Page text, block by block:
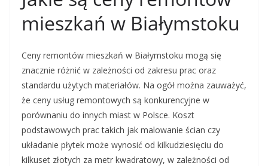
mieszkań w Białymstoku
Ceny remontów mieszkań w Białymstoku mogą się
znacznie różnić w zależności od zakresu prac oraz
standardu użytych materiałów. Na ogół można zauważyć,
że ceny usług remontowych są konkurencyjne w
porównaniu do innych miast w Polsce. Koszt
podstawowych prac takich jak malowanie ścian czy
układanie płytek może wynosić od kilkudziesięciu do
kilkuset złotych za metr kwadratowy, w zależności od